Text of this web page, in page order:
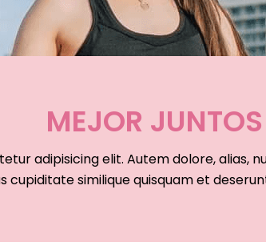
MEJOR JUNTOS
adipisicing elit. Autem dolore, alias,
cupiditate similique quisquam et